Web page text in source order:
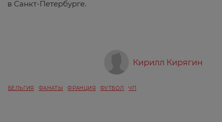
в Санкт-Петербурге.
Кирилл Кирягин
БЕЛЬГИЯ ФАНАТЫ ФРАНЦИЯ ФУТБОЛ ЧП